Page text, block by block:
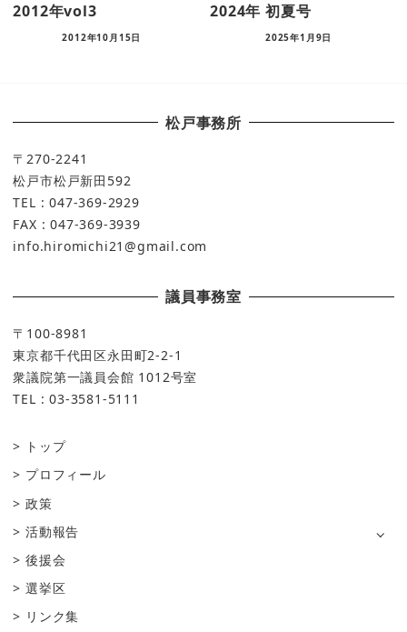
2012年vol3
2012年10月15日
2024年 初夏号
2025年1月9日
松戸事務所
〒270-2241
松戸市松戸新田592
TEL : 047-369-2929
FAX : 047-369-3939
info.hiromichi21@gmail.com
議員事務室
〒100-8981
東京都千代田区永田町2-2-1
衆議院第一議員会館 1012号室
TEL : 03-3581-5111
トップ
プロフィール
政策
活動報告
後援会
選挙区
リンク集